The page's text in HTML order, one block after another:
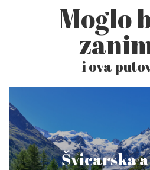
Moglo
i ova
Švicarska